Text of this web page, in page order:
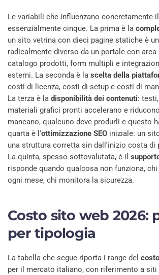
Le variabili che influenzano concretamente
essenzialmente cinque. La prima è la
un sito vetrina con dieci pagine statiche è
radicalmente diverso da un portale con area
catalogo prodotti, form multipli e
esterni. La seconda è la scelta della
costi di licenza, costi di setup e costi di
La terza è la disponibilità dei contenuti:
materiali grafici pronti accelerano e
mancano, qualcuno deve produrli e questo
quarta è l'ottimizzazione SEO iniziale: un
una struttura corretta sin dall'inizio costa di
La quinta, spesso sottovalutata, è il
risponde quando qualcosa non funziona,
ogni mese, chi monitora la sicurezza.
Costo sito web 2026:
per tipologia
La tabella che segue riporta i range del
per il mercato italiano, con riferimento a siti